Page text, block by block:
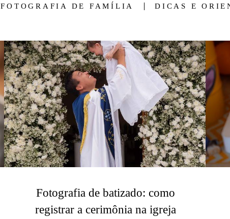
FOTOGRAFIA DE FAMÍLIA DICAS E
Fotografia de batizado: como
registrar a cerimônia na igreja